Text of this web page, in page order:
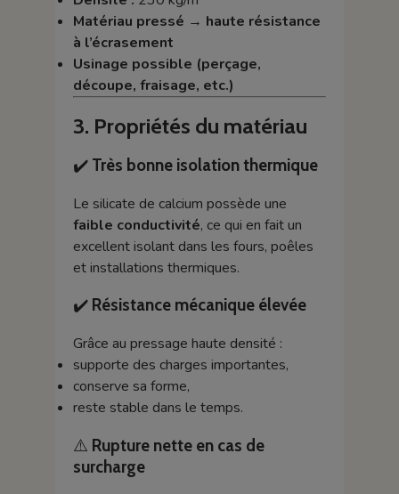
Matériau pressé → haute résistance
à l’écrasement
Usinage possible (perçage,
découpe, fraisage, etc.)
3. Propriétés du matériau
✔️ Très bonne isolation thermique
Le silicate de calcium possède une
faible conductivité, ce qui en fait un
excellent isolant dans les fours, poêles
et installations thermiques.
✔️ Résistance mécanique élevée
Grâce au pressage haute densité :
supporte des charges importantes,
conserve sa forme,
reste stable dans le temps.
⚠️ Rupture nette en cas de
surcharge